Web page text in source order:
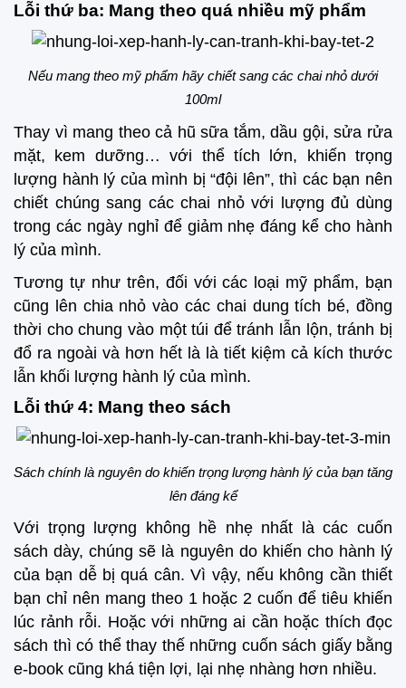
Lỗi thứ ba: Mang theo quá nhiều mỹ phẩm
Nếu mang theo mỹ phẩm hãy chiết sang các chai nhỏ dưới
100ml
Thay vì mang theo cả hũ sữa tắm, dầu gội, sửa rửa
mặt, kem dưỡng… với thể tích lớn, khiến trọng
lượng hành lý của mình bị “đội lên”, thì các bạn nên
chiết chúng sang các chai nhỏ với lượng đủ dùng
trong các ngày nghỉ để giảm nhẹ đáng kể cho hành
lý của mình.
Tương tự như trên, đối với các loại mỹ phẩm, bạn
cũng lên chia nhỏ vào các chai dung tích bé, đồng
thời cho chung vào một túi để tránh lẫn lộn, tránh bị
đổ ra ngoài và hơn hết là là tiết kiệm cả kích thước
lẫn khối lượng hành lý của mình.
Lỗi thứ 4: Mang theo sách
Sách chính là nguyên do khiến trọng lượng hành lý của bạn tăng
lên đáng kể
Với trọng lượng không hề nhẹ nhất là các cuốn
sách dày, chúng sẽ là nguyên do khiến cho hành lý
của bạn dễ bị quá cân. Vì vậy, nếu không cần thiết
bạn chỉ nên mang theo 1 hoặc 2 cuốn để tiêu khiến
lúc rảnh rỗi. Hoặc với những ai cần hoặc thích đọc
sách thì có thể thay thế những cuốn sách giấy bằng
e-book cũng khá tiện lợi, lại nhẹ nhàng hơn nhiều.